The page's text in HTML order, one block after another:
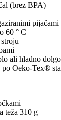
(brez BPA)
pijačami
60 ° C
ali hladno dolgo
Oeko-Tex®
teža 310 g